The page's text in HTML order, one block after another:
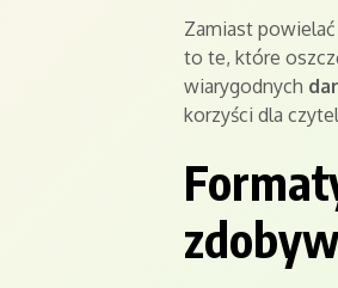
Zamiast
to te, które
wiarygodnych
korzyści dla